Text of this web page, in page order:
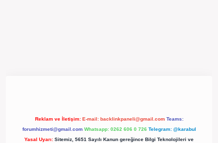
Reklam ve İletişim: E-mail: backlinkpaneli@gmail.com Teams:
forumhizmeti@gmail.com Whatsapp: 0262 606 0 726 Telegram: @karabul
Yasal Uyarı: Sitemiz, 5651 Sayılı Kanun gereğince Bilgi Teknolojileri ve